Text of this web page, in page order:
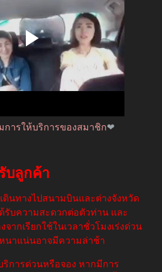
การให้บริการของสมาชิก❤
บลูกค้า
ดินทางไปสนามบินและต่างจังหวัด
รับความสะดวกต่อตัวท่าน และ
ากเรียกใช้ในเวลาชั่วโมงเร่งด่วน
นาแน่นอาจมีความล่าช้า
การด่วนหรือจอง หากมีการ